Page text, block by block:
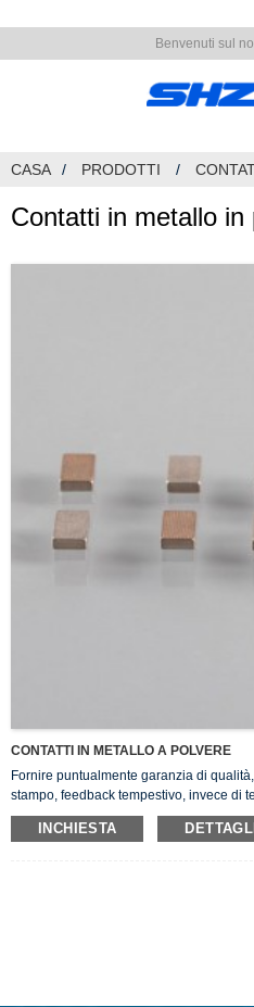
Benvenuti sul
CASA PRODOTTI
Contatti in metallo in
CONTATTI IN METALLO A POLVERE
Fornire puntualmente garanzia di
stampo, feedback tempestivo, invece di
composizione del prodotto.
INCHIESTA